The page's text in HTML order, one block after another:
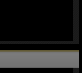
砥石 ■新品■